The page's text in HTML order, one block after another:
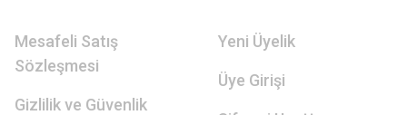
Mesafeli Satış
Sözleşmesi
Gizlilik ve Güvenlik
Yeni Üyelik
Üye Girişi